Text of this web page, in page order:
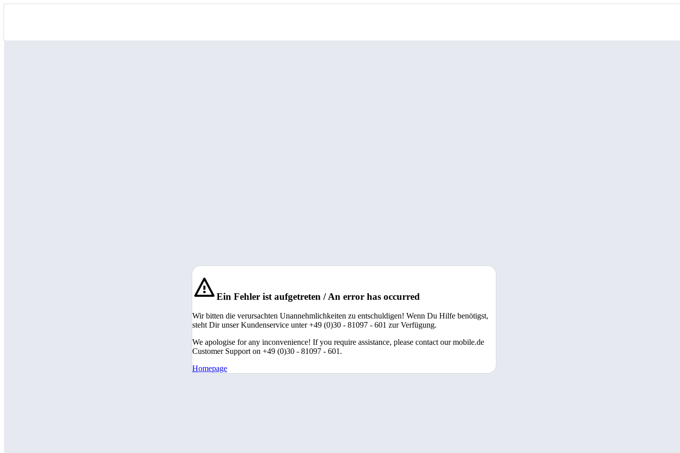
Ein Fehler ist aufgetreten / An error has occurred
Wir bitten die verursachten Unannehmlichkeiten zu entschuldigen! Wenn Du Hilfe benötigst,
steht Dir unser Kundenservice unter +49 (0)30 - 81097 - 601 zur Verfügung.
We apologise for any inconvenience! If you require assistance, please contact our mobile.de
Customer Support on +49 (0)30 - 81097 - 601.
Homepage